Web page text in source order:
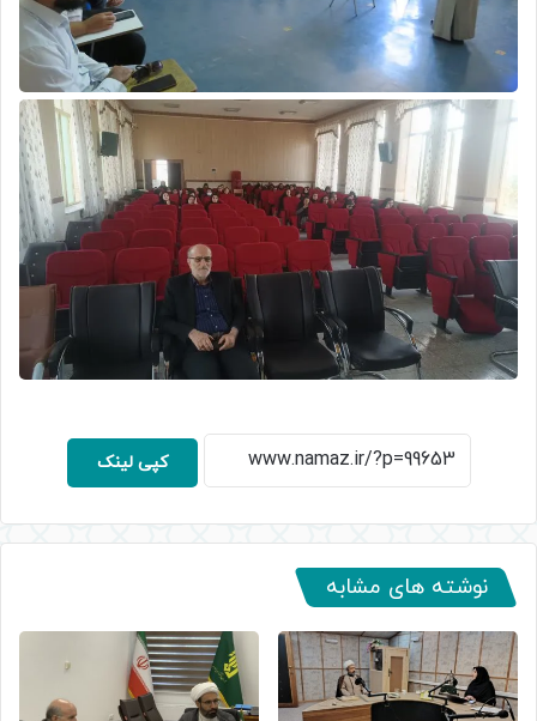
کپی لینک
نوشته های مشابه